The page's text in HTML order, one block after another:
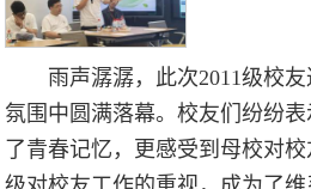
雨声潺潺，此次2011级校
氛围中圆满落幕。校友们纷纷
了青春记忆，更感受到母校对